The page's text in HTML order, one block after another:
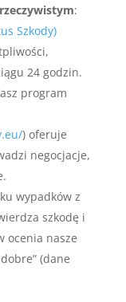
:
Szkody)
24 godzin.
program
) oferuje
negocjacje,
wypadków z
szkodę i
ocenia nasze
(dane